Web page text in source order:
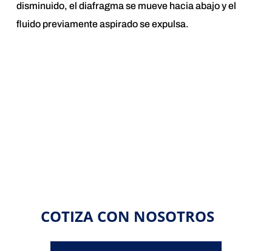
disminuido, el diafragma se mueve hacia abajo y el
fluido previamente aspirado se expulsa.
COTIZA CON NOSOTROS